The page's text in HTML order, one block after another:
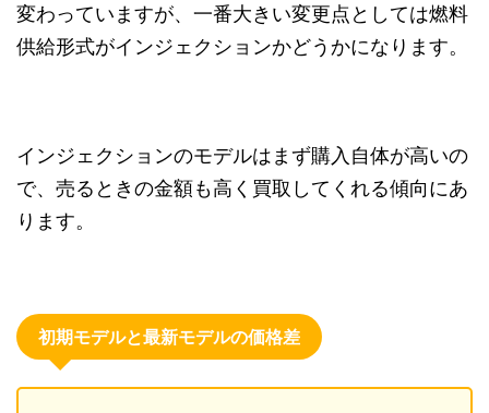
変わっていますが、一番大きい変更点としては燃料
供給形式がインジェクションかどうかになります。
インジェクションのモデルはまず購入自体が高いの
で、売るときの金額も高く買取してくれる傾向にあ
ります。
初期モデルと最新モデルの価格差